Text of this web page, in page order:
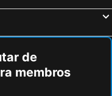
de
membros